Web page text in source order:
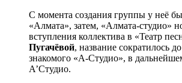
С момента создания группы у неё
«Алмата», затем, «Алмата-студио»
вступления коллектива в «Театр
Пугачёвой, название сократилось
знакомого «А-Студио», в
А’Студио.